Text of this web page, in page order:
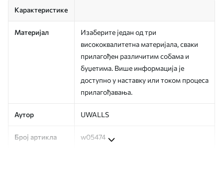
Карактеристике
Материјал
Изаберите један од три
висококвалитетна материјала, сваки
прилагођен различитим собама и
буџетима. Више информација је
доступно у наставку или током процеса
прилагођавања.
Аутор UWALLS
Број артикла w05474